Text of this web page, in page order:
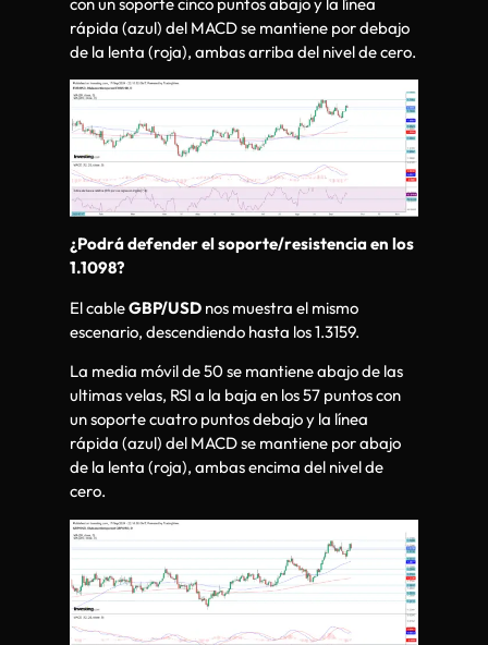
rápida (azul) del MACD se mantiene por debajo
de la lenta (roja), ambas arriba del nivel de cero.
¿Podrá defender el soporte/resistencia en los
1.1098?
El cableGBP/USD nos muestra el mismo
escenario, descendiendo hasta los 1.3159.
La media móvil de 50 se mantiene abajo de las
ultimas velas, RSI a la baja en los 57 puntos con
un soporte cuatro puntos debajo y la línea
rápida (azul) del MACD se mantiene por abajo
de la lenta (roja), ambas encima del nivel de
cero.